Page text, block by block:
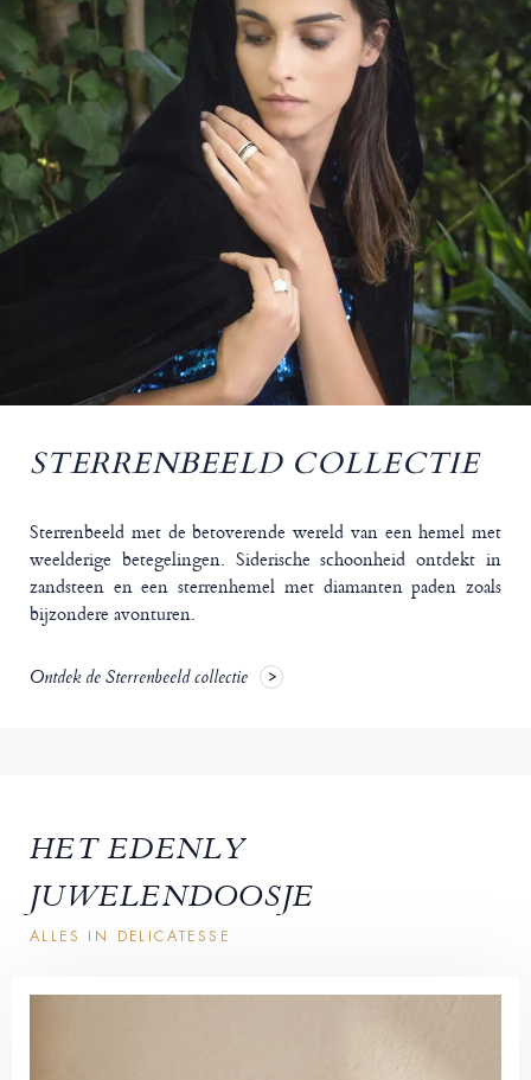
STERRENBEELD COLLECTIE
Sterrenbeeld met de betoverende wereld van een hemel met
weelderige betegelingen. Siderische schoonheid ontdekt in
zandsteen en een sterrenhemel met diamanten paden zoals
bijzondere avonturen.
Ontdek de Sterrenbeeld collectie
HET EDENLY
JUWELENDOOSJE
ALLES IN DELICATESSE